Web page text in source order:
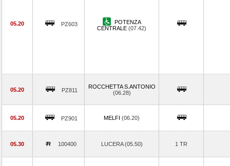
05.20 PZ603
POTENZA
CENTRALE (07.42)
05.20 PZ811
ROCCHETTA S.ANTONIO
(06.28)
05.20 PZ901 MELFI (06.20)
05.30 100400 LUCERA (05.50) 1 TR